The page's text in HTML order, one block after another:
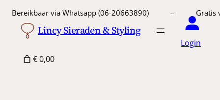
Bereikbaar via Whatsapp (06-20663890) –
Lincy Sieraden & Styling
Login
€ 0,00